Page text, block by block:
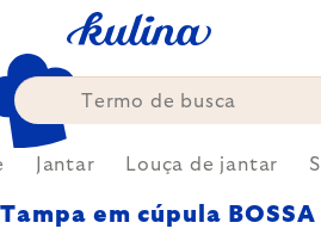
content
Jantar Louça de jantar
Tampa em cúpula